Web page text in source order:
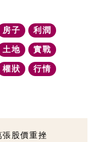
房子 利潤
土地 實戰
權狀 行情
股價重挫